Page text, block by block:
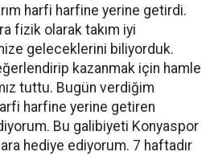
harfi harfine yerine getirdi.
fizik olarak takım iyi
geleceklerini biliyorduk.
kazanmak için hamle
tuttu. Bugün verdiğim
harfine yerine getiren
Bu galibiyeti Konyaspor
hediye ediyorum. 7 haftadır